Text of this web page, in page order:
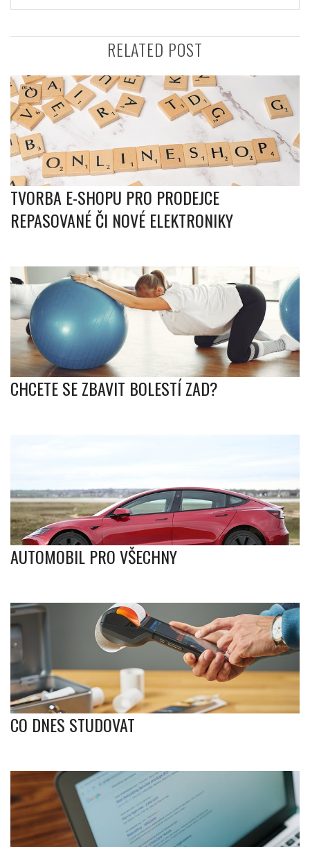
RELATED POST
TVORBA E-SHOPU PRO PRODEJCE
REPASOVANÉ ČI NOVÉ ELEKTRONIKY
CHCETE SE ZBAVIT BOLESTÍ ZAD?
AUTOMOBIL PRO VŠECHNY
CO DNES STUDOVAT